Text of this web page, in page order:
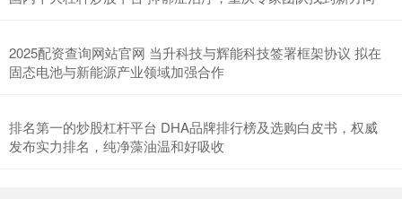
2025配资查询网站官网 当升科技与辉能科技签署框架协议 拟在
固态电池与新能源产业领域加强合作
排名第一的炒股杠杆平台 DHA品牌排行榜及选购白皮书，权威
发布实力排名，纯净藻油温和好吸收